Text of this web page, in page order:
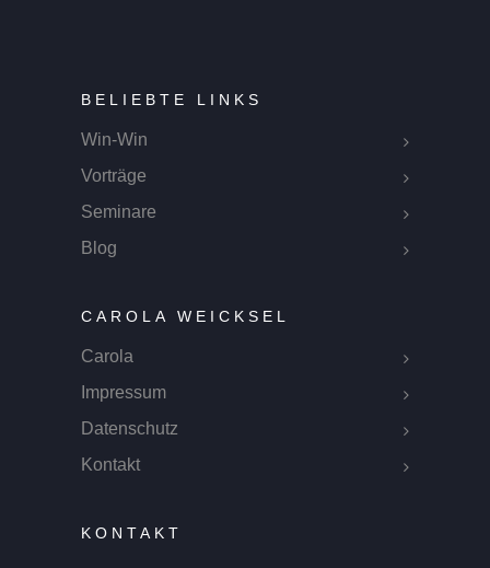
BELIEBTE LINKS
Win-Win
Vorträge
Seminare
Blog
CAROLA WEICKSEL
Carola
Impressum
Datenschutz
Kontakt
KONTAKT